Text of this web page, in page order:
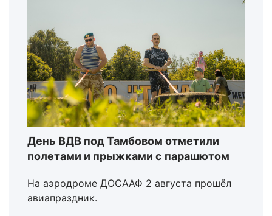
День ВДВ под Тамбовом отметили
полетами и прыжками с парашютом
На аэродроме ДОСААФ 2 августа прошёл
авиапраздник.